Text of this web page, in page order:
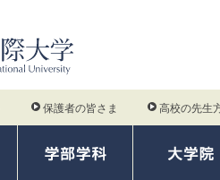
保護者の皆さま 高校の先生